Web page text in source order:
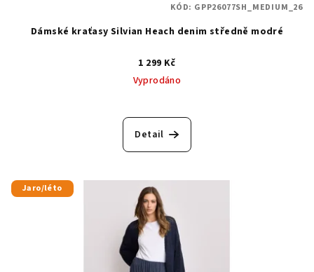
Dámské kraťasy Silvian Heach denim středně modré
1 299 Kč
Vyprodáno
Detail
KÓD: GPP26077SH_MEDIUM_26
Jaro/léto